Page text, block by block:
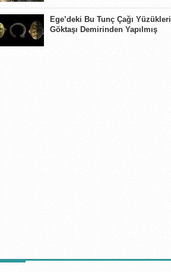
Ege’deki Bu Tunç Çağı Yüzükleri
Göktaşı Demirinden Yapılmış